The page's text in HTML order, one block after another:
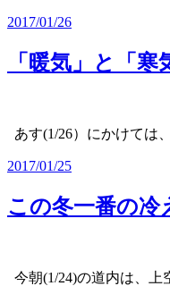
2017/01/26
「暖気」と「寒
あす(1/26）にかけては
2017/01/25
この冬一番の冷
今朝(1/24)の道内は、